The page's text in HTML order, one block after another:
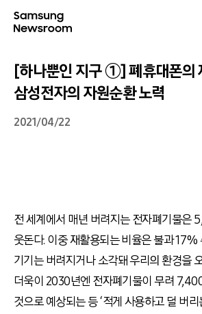
[하나뿐인 지구 ①] 폐휴대폰의
삼성전자의 자원순환 노력
2021/04/22
전 세계에서 매년 버려지는 전자폐기물은
웃돈다. 이중 재활용되는 비율은 불과 17%
기기는 버려지거나 소각돼 우리의 환경을
더욱이 2030년엔 전자폐기물이 무려
것으로 예상되는 등 ‘적게 사용하고 덜 버리